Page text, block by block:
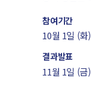
참여기간
10월 1일 (
결과발표
11월 1일 (금)